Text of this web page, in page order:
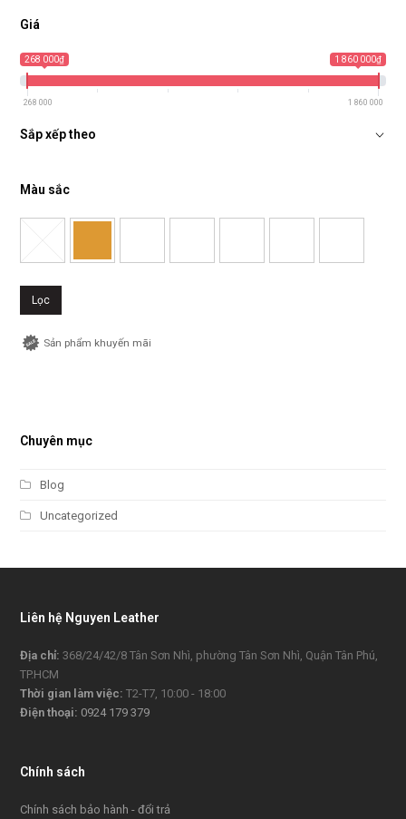
Giá
268 000₫ 1 860 000₫
268 000 1 860 000
Sắp xếp theo
Màu sắc
Lọc
Sản phẩm khuyến mãi
Chuyên mục
Blog
Uncategorized
Liên hệ Nguyen Leather
Địa chỉ: 368/24/42/8 Tân Sơn Nhì, phường Tân Sơn Nhì, Quận Tân Phú,
TP.HCM
Thời gian làm việc: T2-T7, 10:00 - 18:00
Điện thoại: 0924 179 379
Chính sách
Chính sách bảo hành - đổi trả